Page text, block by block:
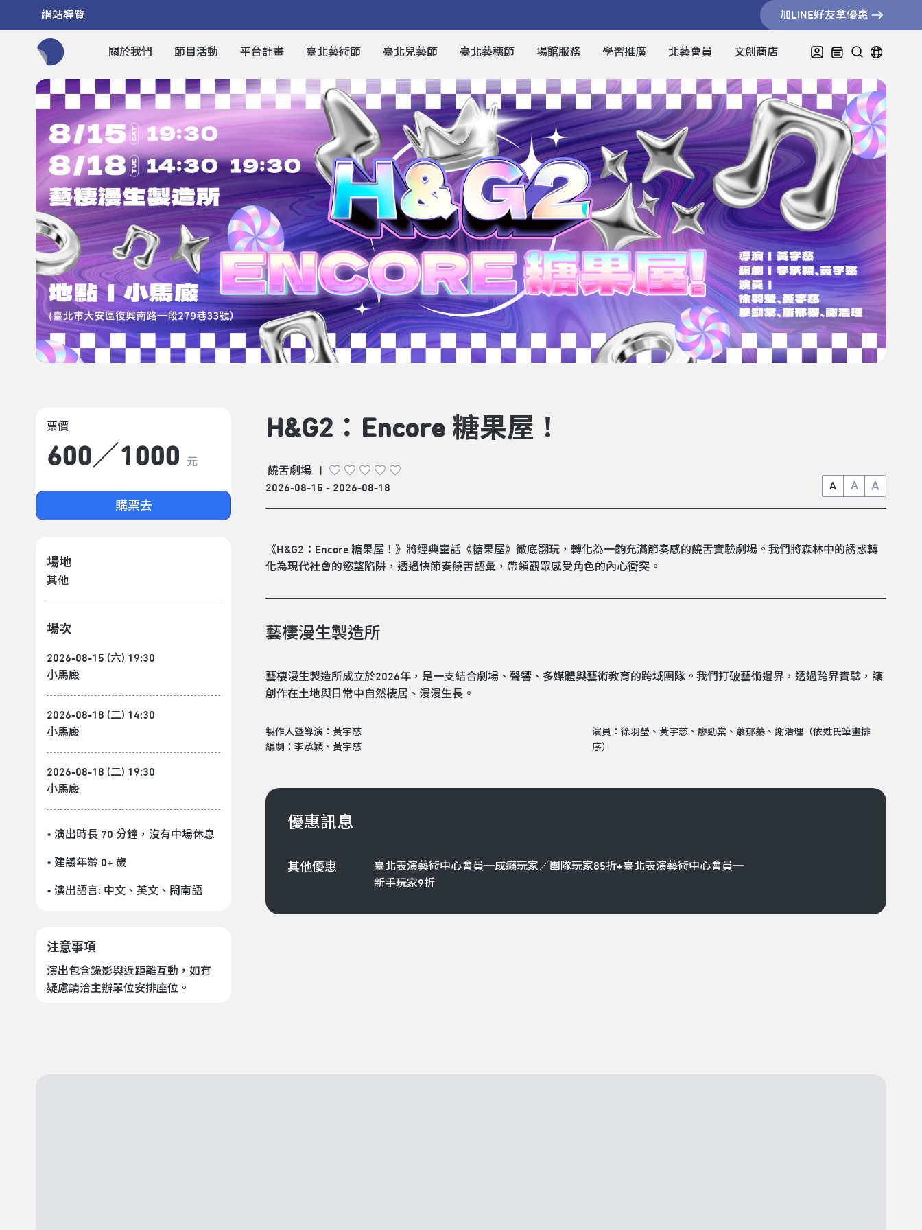
網站導覽 加LINE好友拿優惠
關於我們 節目活動 平台計畫 臺北藝術節 臺北兒藝節 臺北藝穗節 場館服務 學習推廣 北藝會員 文創商店
票價
600／1000 元
購票去
場地
其他
場次
2026-08-15 (六) 19:30
小馬廄
2026-08-18 (二) 14:30
小馬廄
2026-08-18 (二) 19:30
小馬廄
• 演出時長 70 分鐘 ，沒有中場休息
• 建議年齡 0+ 歲
• 演出語言: 中文 、 英文 、 閩南語
注意事項
演出包含錄影與近距離互動，如有
疑慮請洽主辦單位安排座位。
H&G2：Encore 糖果屋！
饒舌劇場
2026-08-15 - 2026-08-18
A A A
《H&G2：Encore 糖果屋！》將經典童話《糖果屋》徹底翻玩，轉化為一齣充滿節奏感的饒舌實驗劇場。我們將森林中的誘惑轉
化為現代社會的慾望陷阱，透過快節奏饒舌語彙，帶領觀眾感受角色的內心衝突。
藝棲漫生製造所
藝棲漫生製造所成立於2026年，是一支結合劇場、聲響、多媒體與藝術教育的跨域團隊。我們打破藝術邊界，透過跨界實驗，讓
創作在土地與日常中自然棲居、漫漫生長。
製作人暨導演：黃宇慈
編劇：李承穎、黃宇慈
演員：徐羽瑩、黃宇慈、廖勁棠、蕭郁蓁、謝浩理（依姓氏筆畫排
序）
優惠訊息
其他優惠
臺北表演藝術中心會員─成癮玩家／團隊玩家85折+臺北表演藝術中心會員─
新手玩家9折